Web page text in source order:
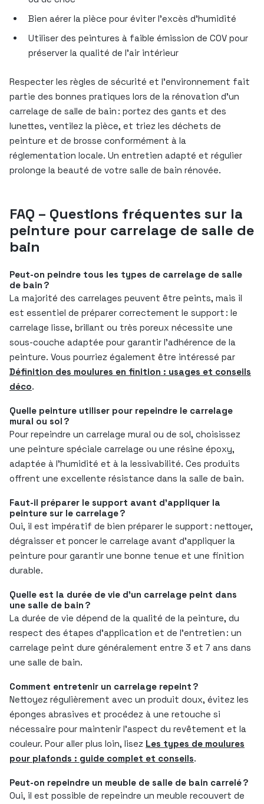
Bien aérer la pièce pour éviter l’excès d’humidité
Utiliser des peintures à faible émission de COV pour
préserver la qualité de l’air intérieur
Respecter les règles de sécurité et l’environnement fait
partie des bonnes pratiques lors de la rénovation d’un
carrelage de salle de bain : portez des gants et des
lunettes, ventilez la pièce, et triez les déchets de
peinture et de brosse conformément à la
réglementation locale. Un entretien adapté et régulier
prolonge la beauté de votre salle de bain rénovée.
FAQ – Questions fréquentes sur la
peinture pour carrelage de salle de
bain
Peut-on peindre tous les types de carrelage de salle
de bain ?
La majorité des carrelages peuvent être peints, mais il
est essentiel de préparer correctement le support : le
carrelage lisse, brillant ou très poreux nécessite une
sous-couche adaptée pour garantir l’adhérence de la
peinture. Vous pourriez également être intéressé par
Définition des moulures en finition : usages et conseils
déco.
Quelle peinture utiliser pour repeindre le carrelage
mural ou sol ?
Pour repeindre un carrelage mural ou de sol, choisissez
une peinture spéciale carrelage ou une résine époxy,
adaptée à l’humidité et à la lessivabilité. Ces produits
offrent une excellente résistance dans la salle de bain.
Faut-il préparer le support avant d’appliquer la
peinture sur le carrelage ?
Oui, il est impératif de bien préparer le support : nettoyer,
dégraisser et poncer le carrelage avant d’appliquer la
peinture pour garantir une bonne tenue et une finition
durable.
Quelle est la durée de vie d’un carrelage peint dans
une salle de bain ?
La durée de vie dépend de la qualité de la peinture, du
respect des étapes d’application et de l’entretien : un
carrelage peint dure généralement entre 3 et 7 ans dans
une salle de bain.
Comment entretenir un carrelage repeint ?
Nettoyez régulièrement avec un produit doux, évitez les
éponges abrasives et procédez à une retouche si
nécessaire pour maintenir l’aspect du revêtement et la
couleur. Pour aller plus loin, lisez Les types de moulures
pour plafonds : guide complet et conseils.
Peut-on repeindre un meuble de salle de bain carrelé ?
Oui, il est possible de repeindre un meuble recouvert de